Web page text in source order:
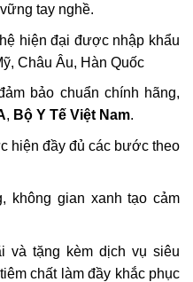
tay nghề.
hiện đại được nhập khẩu
Châu Âu, Hàn Quốc
bảo chuẩn chính hãng,
, Bộ Y Tế Việt Nam.
hiện đầy đủ các bước theo
không gian xanh tạo cảm
và tặng kèm dịch vụ siêu
chất làm đầy khắc phục